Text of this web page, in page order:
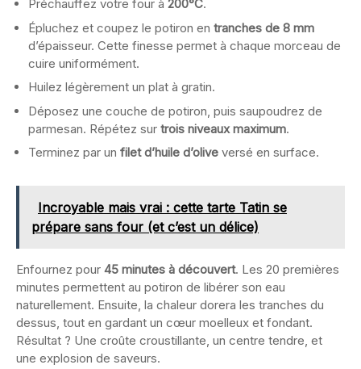
Préchauffez votre four à 200°C.
Épluchez et coupez le potiron en tranches de 8 mm
d’épaisseur. Cette finesse permet à chaque morceau de
cuire uniformément.
Huilez légèrement un plat à gratin.
Déposez une couche de potiron, puis saupoudrez de
parmesan. Répétez sur trois niveaux maximum.
Terminez par un filet d’huile d’olive versé en surface.
Incroyable mais vrai : cette tarte Tatin se
prépare sans four (et c’est un délice)
Enfournez pour 45 minutes à découvert. Les 20 premières
minutes permettent au potiron de libérer son eau
naturellement. Ensuite, la chaleur dorera les tranches du
dessus, tout en gardant un cœur moelleux et fondant.
Résultat ? Une croûte croustillante, un centre tendre, et
une explosion de saveurs.